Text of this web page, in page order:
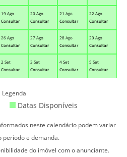
19 Ago
Consultar
20 Ago
Consultar
21 Ago
Consultar
22 Ago
Consultar
26 Ago
Consultar
27 Ago
Consultar
28 Ago
Consultar
29 Ago
Consultar
2 Set
Consultar
3 Set
Consultar
4 Set
Consultar
5 Set
Consultar
Legenda
Datas Disponíveis
neste calendário podem variar
período e demanda.
do imóvel com o anunciante.